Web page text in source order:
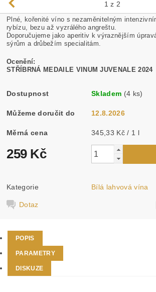
1 z 2
Plné, kořenité víno s nezaměnitelným
rybízu, bezu až vyzrálého angreštu.
Doporučujeme jako aperitiv k výraznějším
sýrům a drůbežím specialitám.
Ocenění:
STŘÍBRNÁ MEDAILE VINUM JUVENALE 2024
Dostupnost Skladem (4 ks)
Můžeme doručit do 12.8.2026
Měrná cena 345,33 Kč / 1 l
259 Kč
Kategorie Bílá lahvová vína
Dotaz
POPIS
PARAMETRY
DISKUZE